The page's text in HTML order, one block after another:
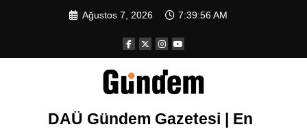
Ağustos 7, 2026 7:39:56 AM
DAÜ Gündem Gazetesi | En